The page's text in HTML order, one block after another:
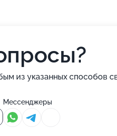
из указанных способов
Мессенджеры